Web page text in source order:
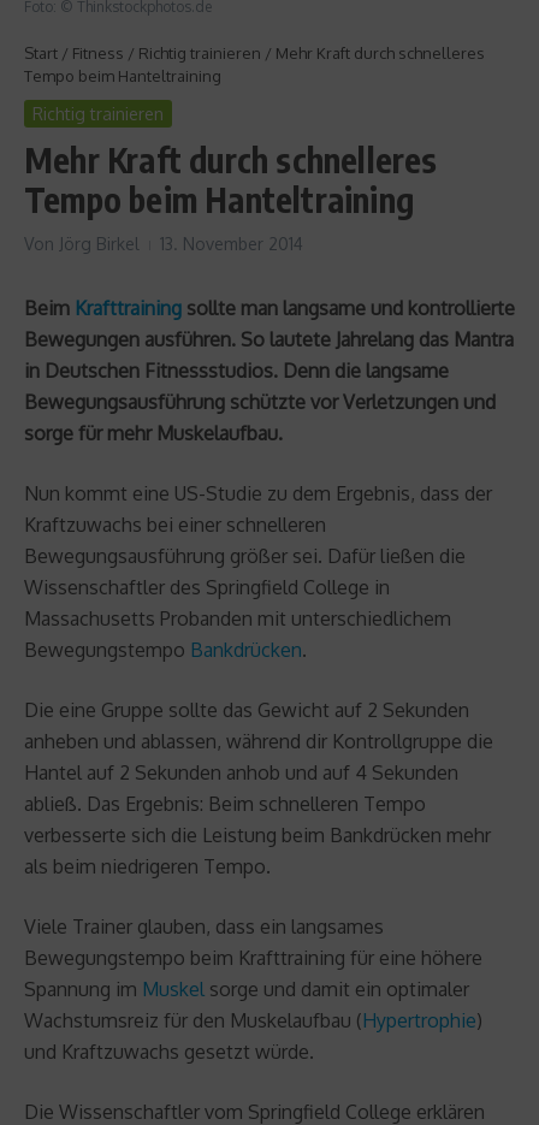
Foto: © Thinkstockphotos.de
Start / Fitness / Richtig trainieren / Mehr Kraft durch schnelleres
Tempo beim Hanteltraining
Richtig trainieren
Mehr Kraft durch schnelleres
Tempo beim Hanteltraining
Von Jörg Birkel 13. November 2014
Beim Krafttraining sollte man langsame und kontrollierte
Bewegungen ausführen. So lautete Jahrelang das Mantra
in Deutschen Fitnessstudios. Denn die langsame
Bewegungsausführung schützte vor Verletzungen und
sorge für mehr Muskelaufbau.
Nun kommt eine US-Studie zu dem Ergebnis, dass der
Kraftzuwachs bei einer schnelleren
Bewegungsausführung größer sei. Dafür ließen die
Wissenschaftler des Springfield College in
Massachusetts Probanden mit unterschiedlichem
Bewegungstempo Bankdrücken.
Die eine Gruppe sollte das Gewicht auf 2 Sekunden
anheben und ablassen, während dir Kontrollgruppe die
Hantel auf 2 Sekunden anhob und auf 4 Sekunden
abließ. Das Ergebnis: Beim schnelleren Tempo
verbesserte sich die Leistung beim Bankdrücken mehr
als beim niedrigeren Tempo.
Viele Trainer glauben, dass ein langsames
Bewegungstempo beim Krafttraining für eine höhere
Spannung im Muskel sorge und damit ein optimaler
Wachstumsreiz für den Muskelaufbau (Hypertrophie)
und Kraftzuwachs gesetzt würde.
Die Wissenschaftler vom Springfield College erklären